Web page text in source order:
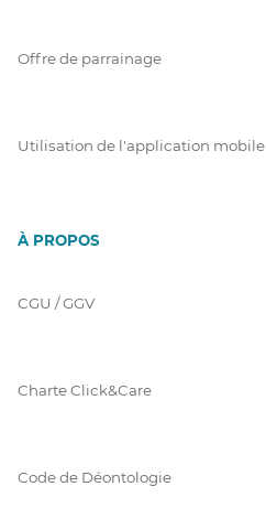
Offre de parrainage
Utilisation de l'application mobile
À PROPOS
CGU / GGV
Charte Click&Care
Code de Déontologie